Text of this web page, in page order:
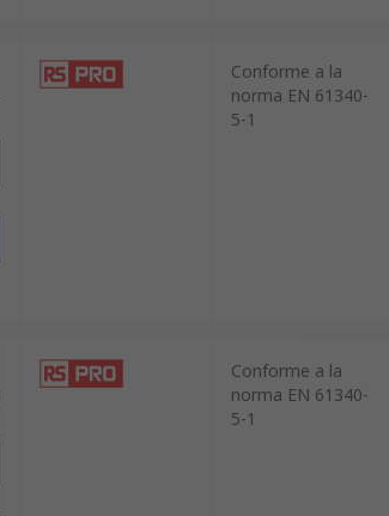
Conforme a la
norma EN 61340-
5-1
Conforme a la
norma EN 61340-
5-1